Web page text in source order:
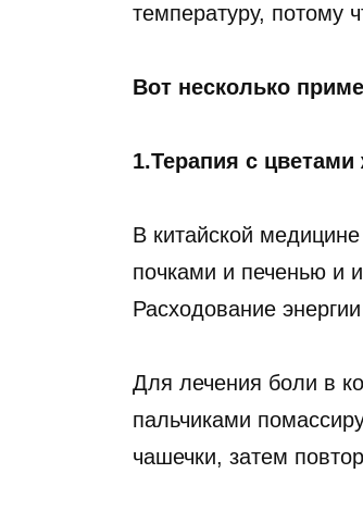
температуру, потому
Вот несколько
1.Терапия с
В китайской
почками и печенью и
Расходование
Для лечения боли в
пальчиками
чашечки, затем